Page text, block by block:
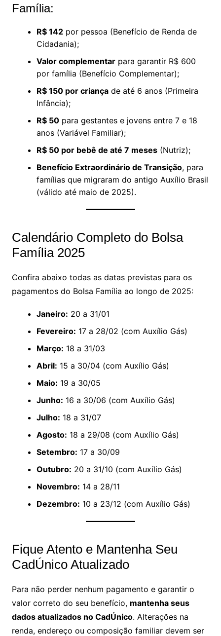
Família:
R$ 142por pessoa (Benefício de Renda de
Cidadania);
Valor complementarpara garantir R$ 600
por família (Benefício Complementar);
R$ 150 por criançade até 6 anos (Primeira
Infância);
R$ 50para gestantes e jovens entre 7 e 18
anos (Variável Familiar);
R$ 50 por bebê de até 7 meses(Nutriz);
Benefício Extraordinário de Transição, para
famílias que migraram do antigo Auxílio Brasil
(válido até maio de 2025).
Calendário Completo do Bolsa
Família 2025
Confira abaixo todas as datas previstas para os
pagamentos do Bolsa Família ao longo de 2025:
Janeiro: 20 a 31/01
Fevereiro: 17 a 28/02 (com Auxílio Gás)
Março: 18 a 31/03
Abril: 15 a 30/04 (com Auxílio Gás)
Maio: 19 a 30/05
Junho: 16 a 30/06 (com Auxílio Gás)
Julho: 18 a 31/07
Agosto: 18 a 29/08 (com Auxílio Gás)
Setembro: 17 a 30/09
Outubro: 20 a 31/10 (com Auxílio Gás)
Novembro: 14 a 28/11
Dezembro: 10 a 23/12 (com Auxílio Gás)
Fique Atento e Mantenha Seu
CadÚnico Atualizado
Para não perder nenhum pagamento e garantir o
valor correto do seu benefício, mantenha seus
dados atualizados no CadÚnico. Alterações na
renda, endereço ou composição familiar devem ser